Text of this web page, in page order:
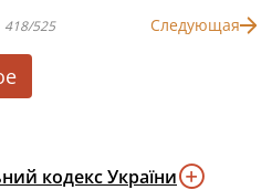
418/525 Следующая
кодекс України